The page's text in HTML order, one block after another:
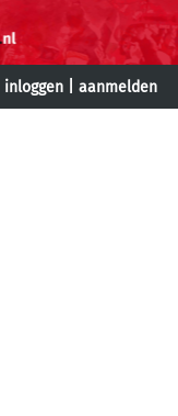
inloggen aanmelden